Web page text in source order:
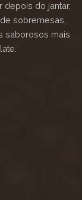
do jantar,
sobremesas,
saborosos mais